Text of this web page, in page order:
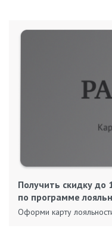
Получить скидку до
по программе
Оформи карту